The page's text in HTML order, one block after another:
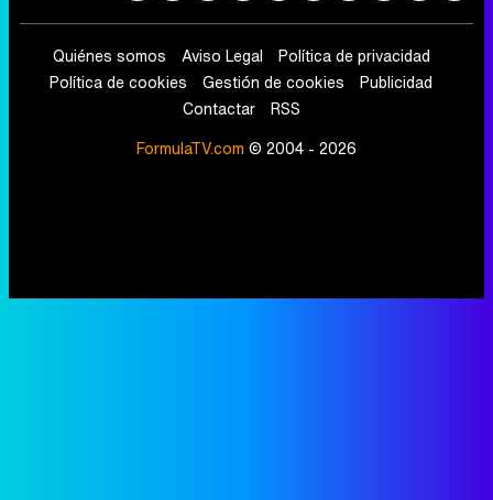
Quiénes somos Aviso Legal
Política de privacidad
Política de cookies
Gestión de cookies
Publicidad
Contactar
RSS
FormulaTV.com © 2004 - 2026